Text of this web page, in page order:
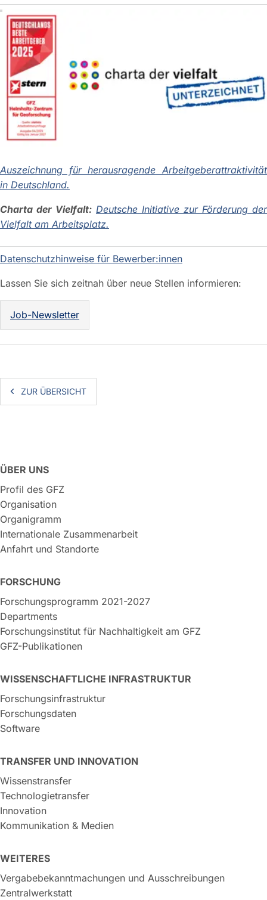
Auszeichnung für herausragende Arbeitgeberattraktivität
in Deutschland.
Charta der Vielfalt: Deutsche Initiative zur Förderung der
Vielfalt am Arbeitsplatz.
Datenschutzhinweise für Bewerber:innen
Lassen Sie sich zeitnah über neue Stellen informieren:
Job-Newsletter
ZUR ÜBERSICHT
ÜBER UNS
Profil des GFZ
Organisation
Organigramm
Internationale Zusammenarbeit
Anfahrt und Standorte
FORSCHUNG
Forschungsprogramm 2021-2027
Departments
Forschungsinstitut für Nachhaltigkeit am GFZ
GFZ-Publikationen
WISSENSCHAFTLICHE INFRASTRUKTUR
Forschungsinfrastruktur
Forschungsdaten
Software
TRANSFER UND INNOVATION
Wissenstransfer
Technologietransfer
Innovation
Kommunikation & Medien
WEITERES
Vergabebekanntmachungen und Ausschreibungen
Zentralwerkstatt